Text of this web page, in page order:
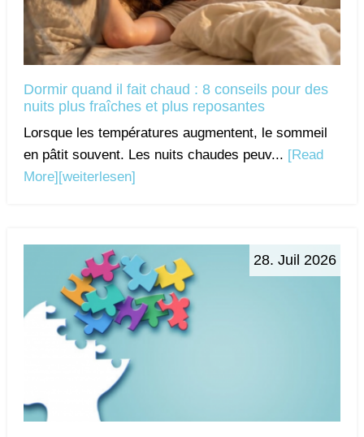
Dormir quand il fait chaud : 8 conseils pour des
nuits plus fraîches et plus reposantes
Lorsque les températures augmentent, le sommeil
en pâtit souvent. Les nuits chaudes peuv... [Read
More] [weiterlesen]
28. Juil 2026